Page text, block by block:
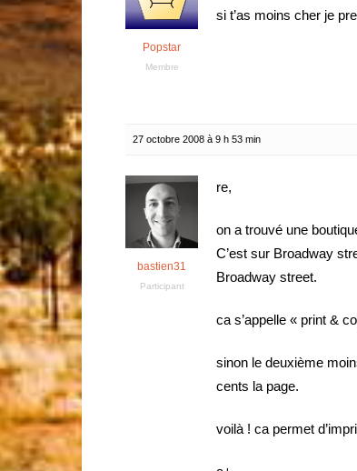
Popstar
Membre
si t’as moins cher je
27 octobre 2008 à 9 h 53 min
bastien31
Participant
re,
on a trouvé une
C’est sur Broadway
Broadway street.
ca s’appelle « print &
sinon le deuxième
cents la page.
voilà ! ca permet